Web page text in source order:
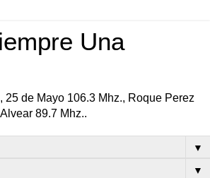
Una
25 de Mayo 106.3 Mhz., Roque Perez
89.7 Mhz..
▼
▼